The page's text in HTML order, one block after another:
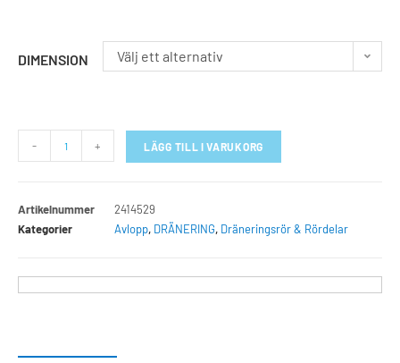
DIMENSION Välj ett alternativ
- + LÄGG TILL I VARUKORG
Artikelnummer
2414529
Kategorier
Avlopp, DRÄNERING, Dräneringsrör & Rördelar